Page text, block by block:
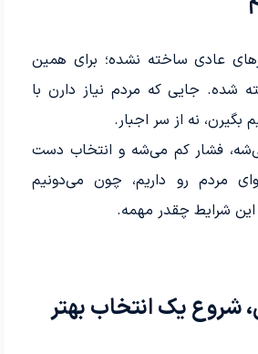
عادی ساخته نشده؛ برای همین
شده. جایی که مردم نیاز دارن با
نه از سر اجبار.
فشار کم می‌شه و انتخاب دست
مردم رو داریم، چون می‌دونیم
شرایط چقدر مهمه.
شروع یک انتخاب بهتر